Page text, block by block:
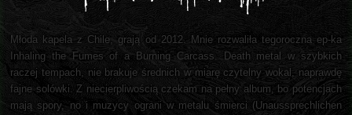
Młoda kapela z Chile, grają od 2012. Mnie rozwaliła tegoroczna ep-ka
Inhaling the Fumes of a Burning Carcass. Death metal w szybkich
raczej tempach, nie brakuje średnich w miarę czytelny wokal, naprawdę
fajne solówki. Z niecierpliwością czekam na pełny album, bo potencjach
mają spory, no i muzycy ograni w metalu śmierci (Unaussprechlichen